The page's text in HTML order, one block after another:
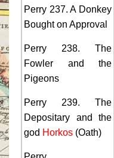
Perry 237. A Donkey
Bought on Approval
Perry 238. The
Fowler and the
Pigeons
Perry 239. The
Depositary and the
god Horkos (Oath)